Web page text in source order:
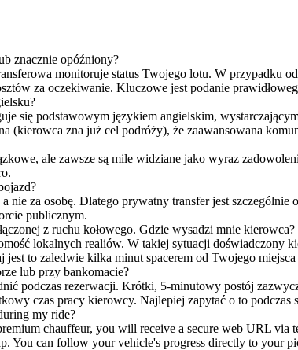
znacznie opóźniony?
monitoruje status Twojego lotu. W przypadku
za oczekiwanie. Kluczowe jest podanie
się podstawowym językiem angielskim,
(kierowca zna już cel podróży), że zaawansowana
ale zawsze są mile widziane jako wyraz
a nie za osobę. Dlatego prywatny transfer jest
publicznym.
z ruchu kołowego. Gdzie wysadzi mnie kierowca?
lokalnych realiów. W takiej sytuacji
jest to zaledwie kilka minut spacerem od Twojego
lub przy bankomacie?
podczas rezerwacji. Krótki, 5-minutowy postój
czas pracy kierowcy. Najlepiej zapytać o to podczas
my ride?
chauffeur, you will receive a secure web URL
You can follow your vehicle's progress directly to your